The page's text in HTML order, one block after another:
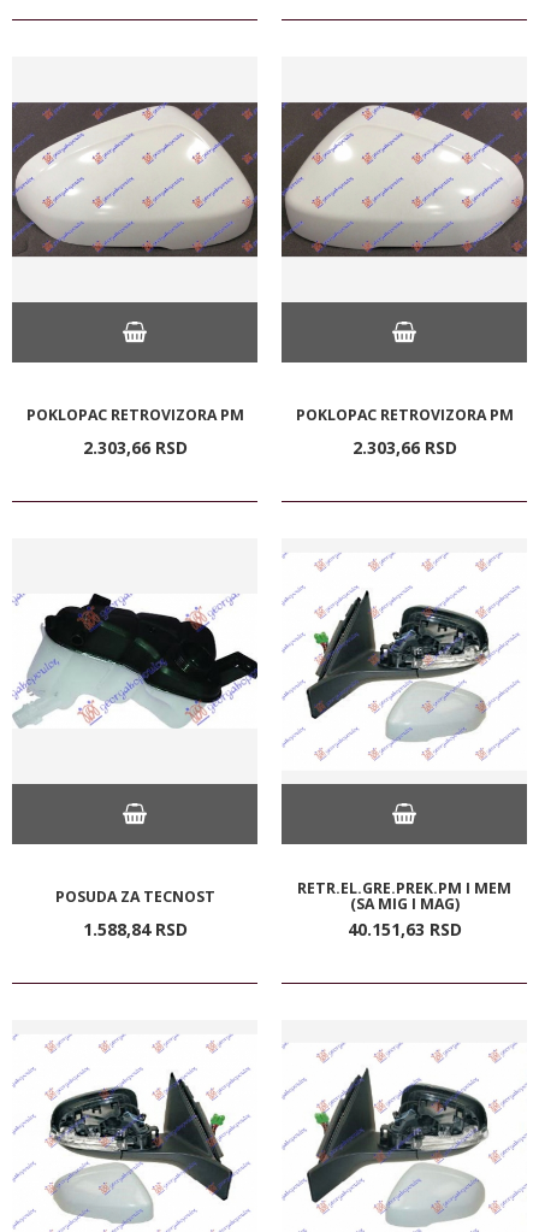
POKLOPAC RETROVIZORA PM
2.303,66 RSD
POKLOPAC RETROVIZORA PM
2.303,66 RSD
POSUDA ZA TECNOST
1.588,84 RSD
RETR.EL.GRE.PREK.PM I MEM
(SA MIG I MAG)
40.151,63 RSD